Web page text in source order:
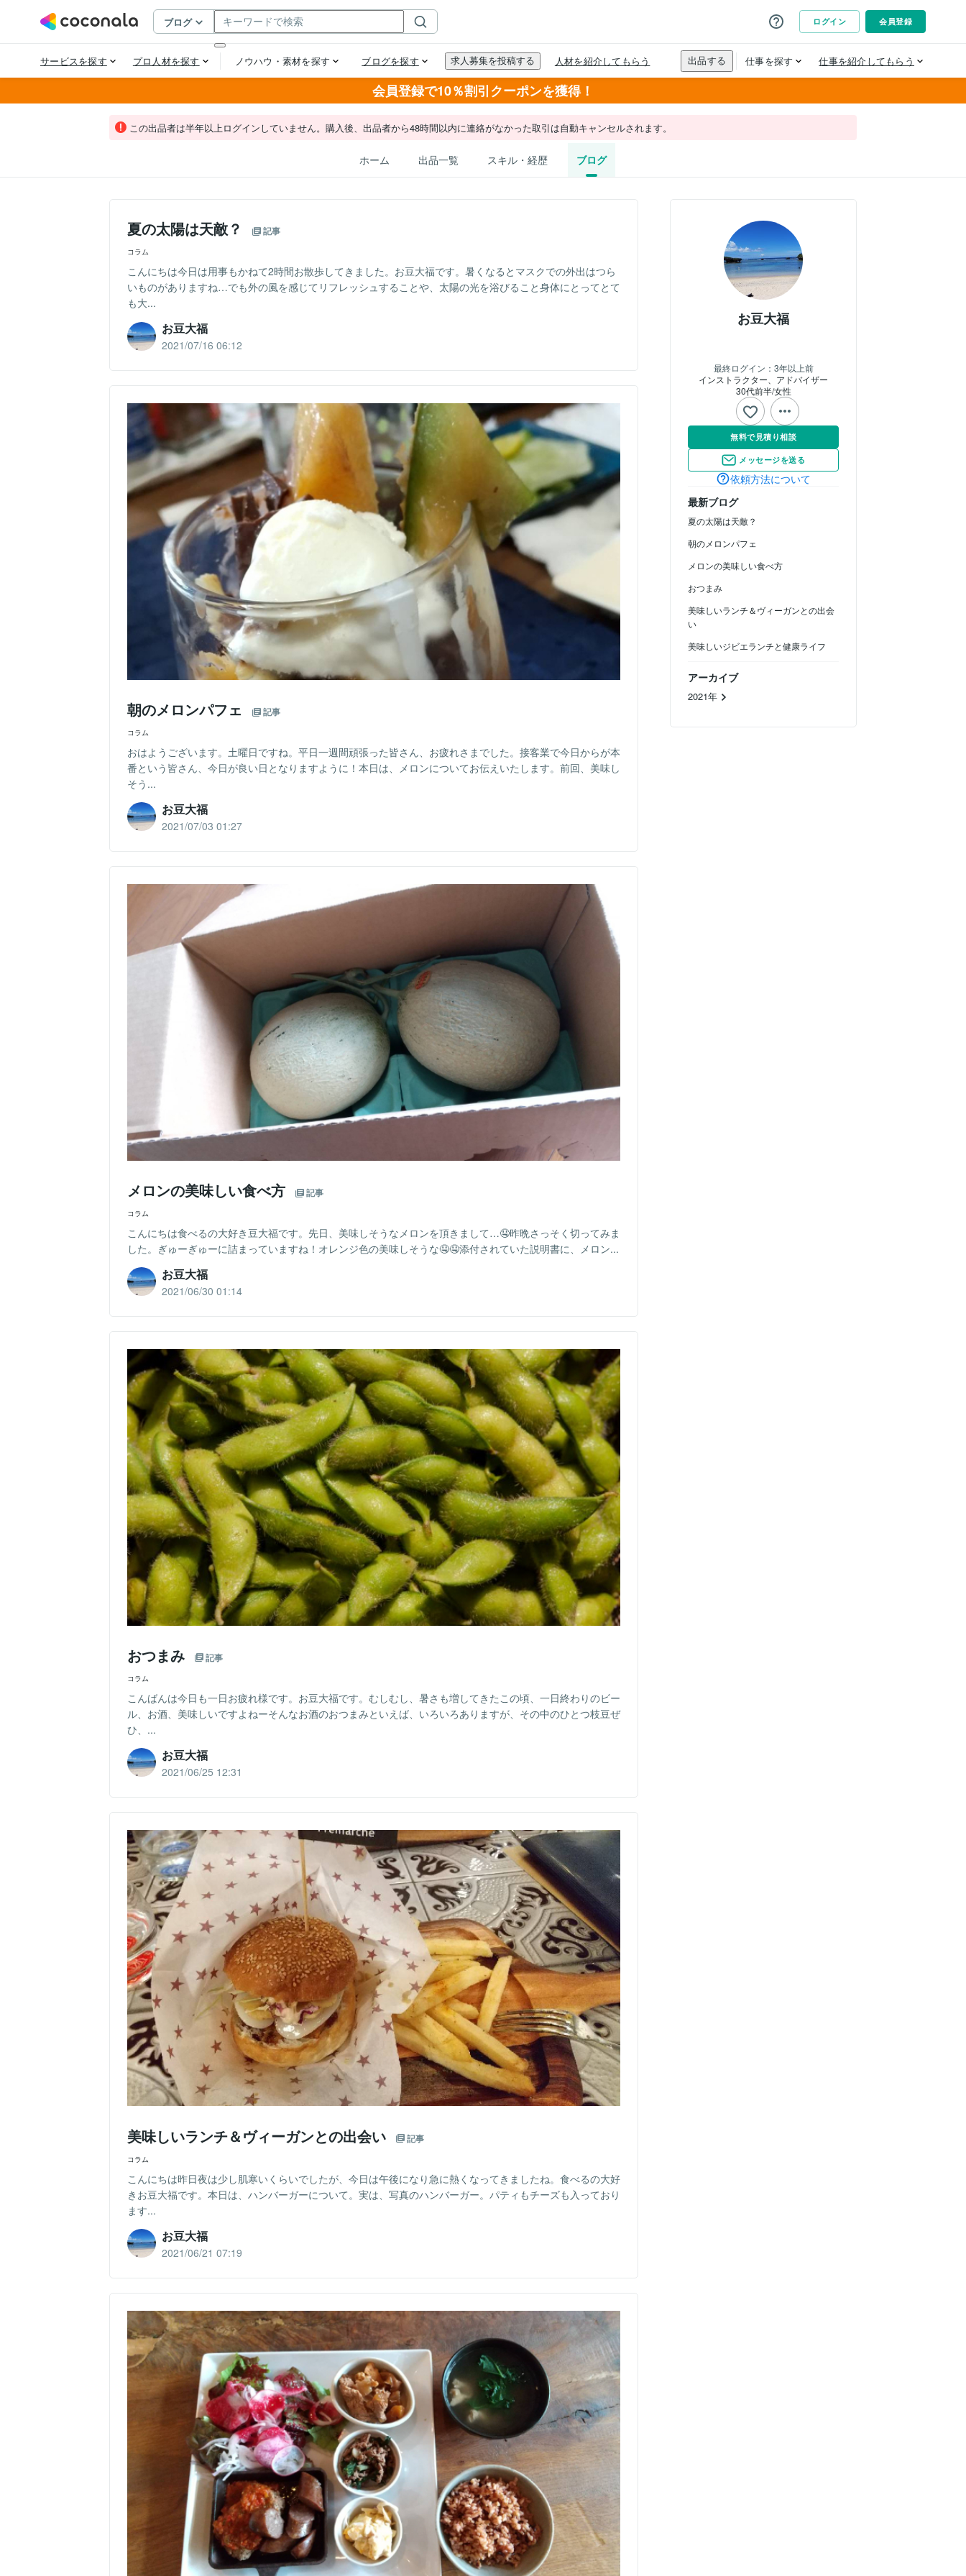
会員登録で10％割引クーポンを獲得！
この出品者は半年以上ログインしていません。購入後、出品者から48時間以内に連絡がなかった取引は自動キャンセルされます。
ホーム 出品一覧 スキル・経歴 ブログ
お豆大福
最終ログイン： 3年以上前
インストラクター、アドバイザー
30代前半女性
無料で見積り相談
メッセージを送る
依頼方法について
最新ブログ
夏の太陽は天敵？
朝のメロンパフェ
メロンの美味しい食べ方
おつまみ
美味しいランチ＆ヴィーガンとの出会
い
美味しいジビエランチと健康ライフ
アーカイブ
2021年
夏の太陽は天敵？ 記事
コラム
こんにちは今日は用事もかねて2時間お散歩してきました。お豆大福です。暑くなるとマスクでの外出はつら
いものがありますね…でも外の風を感じてリフレッシュすることや、太陽の光を浴びること身体にとってとて
も大...
お豆大福
2021/07/16 06:12
朝のメロンパフェ 記事
コラム
おはようございます。土曜日ですね。平日一週間頑張った皆さん、お疲れさまでした。接客業で今日からが本
番という皆さん、今日が良い日となりますように！本日は、メロンについてお伝えいたします。前回、美味し
そう...
お豆大福
2021/07/03 01:27
メロンの美味しい食べ方 記事
コラム
こんにちは食べるの大好き豆大福です。先日、美味しそうなメロンを頂きまして…🤤昨晩さっそく切ってみま
した。ぎゅーぎゅーに詰まっていますね！オレンジ色の美味しそうな🤤🤤添付されていた説明書に、メロン...
お豆大福
2021/06/30 01:14
おつまみ 記事
コラム
こんばんは今日も一日お疲れ様です。お豆大福です。むしむし、暑さも増してきたこの頃、一日終わりのビー
ル、お酒、美味しいですよねーそんなお酒のおつまみといえば、いろいろありますが、その中のひとつ枝豆ぜ
ひ、...
お豆大福
2021/06/25 12:31
美味しいランチ＆ヴィーガンとの出会い 記事
コラム
こんにちは昨日夜は少し肌寒いくらいでしたが、今日は午後になり急に熱くなってきましたね。食べるの大好
きお豆大福です。本日は、ハンバーガーについて。実は、写真のハンバーガー。パティもチーズも入っており
ます...
お豆大福
2021/06/21 07:19